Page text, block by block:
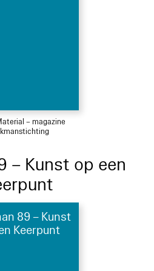
– magazine
– Kunst op een
89 – Kunst
Keerpunt